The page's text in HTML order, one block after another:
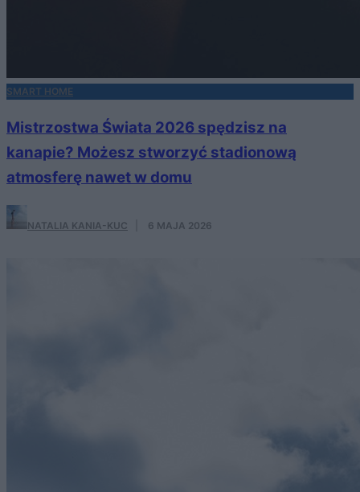
SMART HOME
Mistrzostwa Świata 2026 spędzisz na
kanapie? Możesz stworzyć stadionową
atmosferę nawet w domu
NATALIA KANIA-KUC 6 MAJA 2026